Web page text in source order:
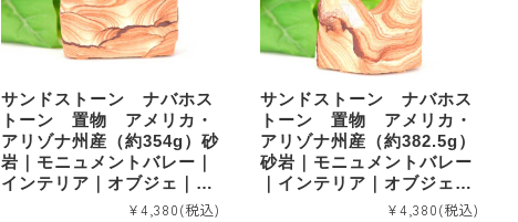
サンドストーン ナバホス
トーン 置物 アメリカ・
アリゾナ州産（約354g）砂
岩｜モニュメントバレー｜
インテリア｜オブジェ｜sd
¥4,380(税込)
サンドストーン ナバホス
トーン 置物 アメリカ・
アリゾナ州産（約382.5g）
砂岩｜モニュメントバレー
｜インテリア｜オブジェ｜
¥4,380(税込)